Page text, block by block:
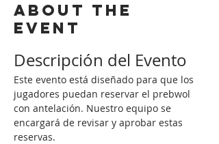
About the
event
Descripción del Evento
Este evento está diseñado para que los
jugadores puedan reservar el prebwol
con antelación. Nuestro equipo se
encargará de revisar y aprobar estas
reservas.